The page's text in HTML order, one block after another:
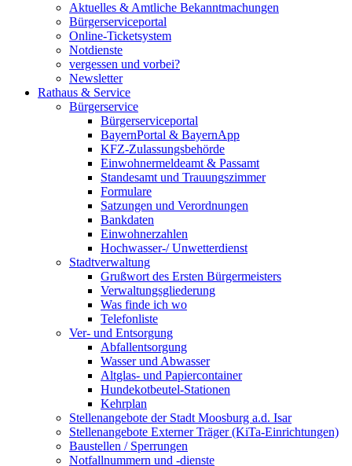
Aktuelles & Amtliche Bekanntmachungen
Bürgerserviceportal
Online-Ticketsystem
Notdienste
vergessen und vorbei?
Newsletter
Rathaus & Service
Bürgerservice
Bürgerserviceportal
BayernPortal & BayernApp
KFZ-Zulassungsbehörde
Einwohnermeldeamt & Passamt
Standesamt und Trauungszimmer
Formulare
Satzungen und Verordnungen
Bankdaten
Einwohnerzahlen
Hochwasser-/ Unwetterdienst
Stadtverwaltung
Grußwort des Ersten Bürgermeisters
Verwaltungsgliederung
Was finde ich wo
Telefonliste
Ver- und Entsorgung
Abfallentsorgung
Wasser und Abwasser
Altglas- und Papiercontainer
Hundekotbeutel-Stationen
Kehrplan
Stellenangebote der Stadt Moosburg a.d. Isar
Stellenangebote Externer Träger (KiTa-Einrichtungen)
Baustellen / Sperrungen
Notfallnummern und -dienste